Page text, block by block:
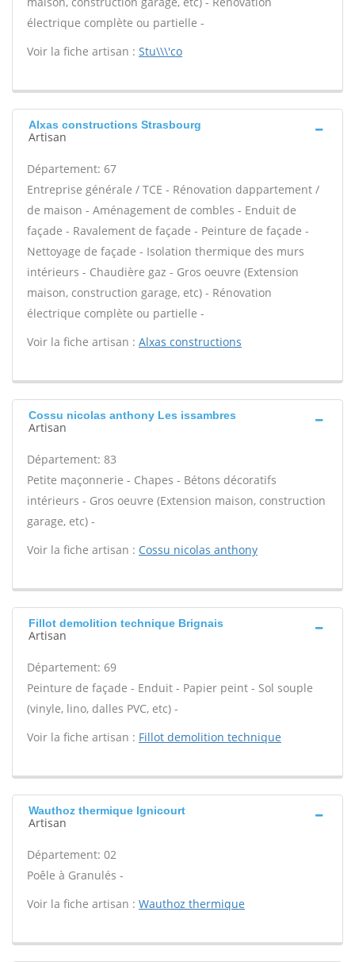
électrique complète ou partielle -
Voir la fiche artisan : Stu\\\'co
Alxas constructions Strasbourg
Artisan
Département: 67
Entreprise générale / TCE - Rénovation dappartement /
de maison - Aménagement de combles - Enduit de
façade - Ravalement de façade - Peinture de façade -
Nettoyage de façade - Isolation thermique des murs
intérieurs - Chaudière gaz - Gros oeuvre (Extension
maison, construction garage, etc) - Rénovation
électrique complète ou partielle -
Voir la fiche artisan : Alxas constructions
Cossu nicolas anthony Les issambres
Artisan
Département: 83
Petite maçonnerie - Chapes - Bétons décoratifs
intérieurs - Gros oeuvre (Extension maison, construction
garage, etc) -
Voir la fiche artisan : Cossu nicolas anthony
Fillot demolition technique Brignais
Artisan
Département: 69
Peinture de façade - Enduit - Papier peint - Sol souple
(vinyle, lino, dalles PVC, etc) -
Voir la fiche artisan : Fillot demolition technique
Wauthoz thermique Ignicourt
Artisan
Département: 02
Poêle à Granulés -
Voir la fiche artisan : Wauthoz thermique